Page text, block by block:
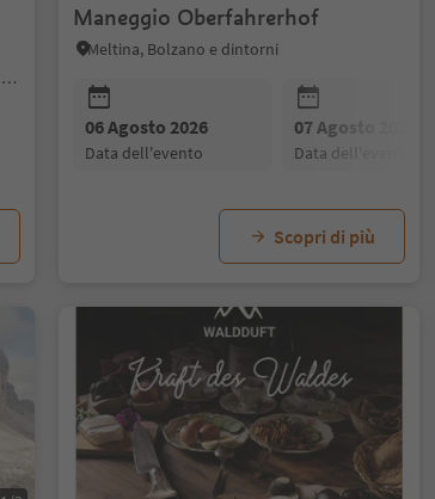
Termeno sulla Strada del Vino, Strada del Vino
Maneggio Oberfahrerhof
Meltina, Bolzano e dintorni
06 Agosto 2026
data dell'evento
07 Agosto 2026
data dell'evento
Scopri di più